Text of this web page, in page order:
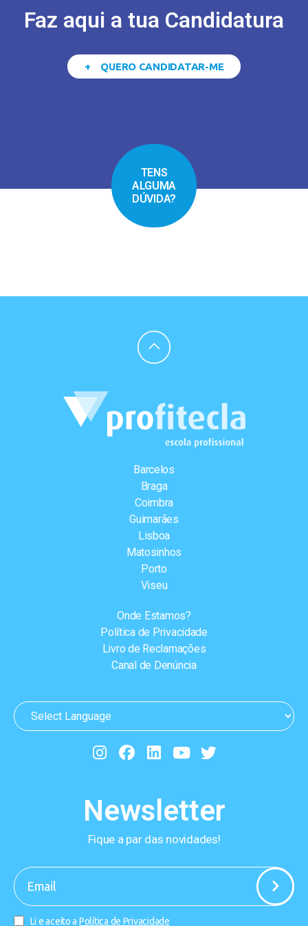
Faz aqui a tua Candidatura
+ QUERO CANDIDATAR-ME
TENS
ALGUMA
DÚVIDA?
Barcelos
Braga
Coimbra
Guimarães
Lisboa
Matosinhos
Porto
Viseu
Onde Estamos?
Política de Privacidade
Livro de Reclamações
Canal de Denúncia
Newsletter
Fique a par das novidades!
Li e aceito a Política de Privacidade
-